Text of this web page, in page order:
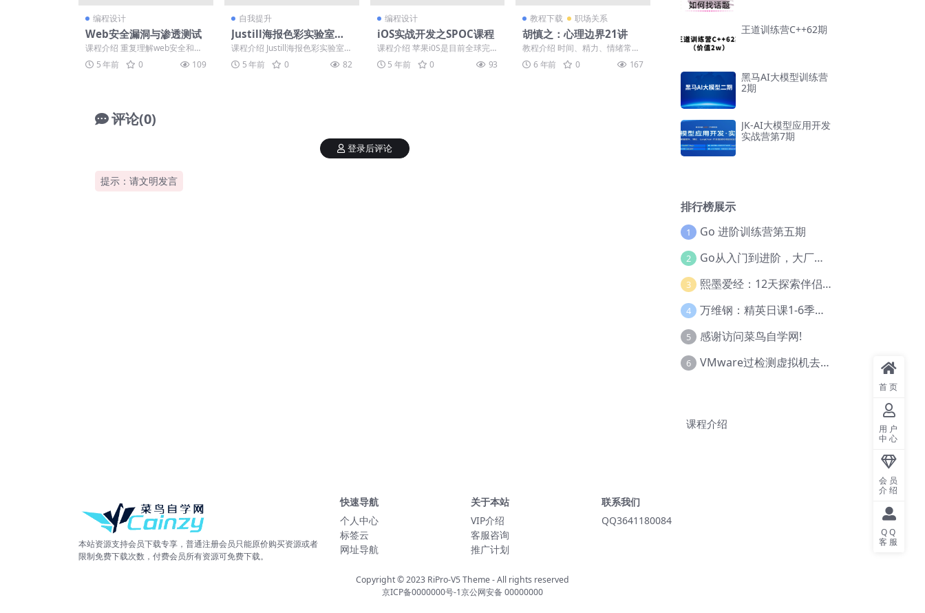
编程设计
Web安全漏洞与渗透测试
课程介绍 重复理解web安全和渗
透测试的概念、流程；通过学习
和训练可以自己进行完...
5 年前 0 109
自我提升
Justill海报色彩实验室训
练营
课程介绍 Justill海报色彩实验室
训练营2.0，纯度和明度都是比较
高的色彩，...
5 年前 0 82
编程设计
iOS实战开发之SPOC课程
课程介绍 苹果i0S是目前全球完
善、生态环境的移动开发平台，
目前，掌握核心i0S...
5 年前 0 93
教程下载 职场关系
胡慎之：心理边界21讲
教程介绍 时间、精力、情绪常常
在拉扯，平凡的人总是又累又
忙，优秀的人总是精力充沛...
6 年前 0 167
评论(0)
提示：请文明发言
登录后评论
王道训练营C++62期
黑马AI大模型训练营
2期
JK-AI大模型应用开发
实战营第7期
排行榜展示
1 Go 进阶训练营第五期
2 Go从入门到进阶，大厂案例全流程实践(完结)
3 熙墨爱经：12天探索伴侣亲密度
4 万维钢：精英日课1-6季合集
5 感谢访问菜鸟自学网!
6 VMware过检测虚拟机去虚拟化教程(工具+基础+进阶)
课程介绍
本站资源支持会员下载专享，普通注册会员只能原价购买资源或者
限制免费下载次数，付费会员所有资源可免费下载。
快速导航
个人中心
标签云
网址导航
关于本站
VIP介绍
客服咨询
推广计划
联系我们
QQ3641180084
Copyright © 2023 RiPro-V5 Theme- All rights reserved
京ICP备0000000号-1京公网安备 00000000
首页
用户
中心
会员
介绍
QQ
客服